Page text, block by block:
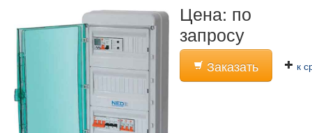
Цена: по
запросу
Заказать к